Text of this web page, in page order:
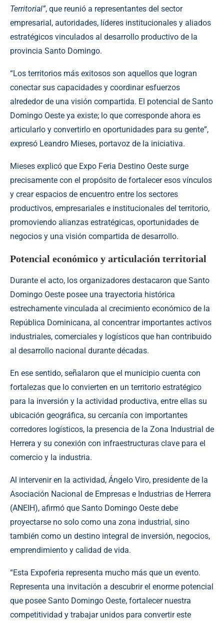
Territorial”, que reunió a representantes del sector
empresarial, autoridades, líderes institucionales y aliados
estratégicos vinculados al desarrollo productivo de la
provincia Santo Domingo.
“Los territorios más exitosos son aquellos que logran
conectar sus capacidades y coordinar esfuerzos
alrededor de una visión compartida. El potencial de Santo
Domingo Oeste ya existe; lo que corresponde ahora es
articularlo y convertirlo en oportunidades para su gente”,
expresó Leandro Mieses, portavoz de la iniciativa.
Mieses explicó que Expo Feria Destino Oeste surge
precisamente con el propósito de fortalecer esos vínculos
y crear espacios de encuentro entre los sectores
productivos, empresariales e institucionales del territorio,
promoviendo alianzas estratégicas, oportunidades de
negocios y una visión compartida de desarrollo.
Potencial económico y articulación territorial
Durante el acto, los organizadores destacaron que Santo
Domingo Oeste posee una trayectoria histórica
estrechamente vinculada al crecimiento económico de la
República Dominicana, al concentrar importantes activos
industriales, comerciales y logísticos que han contribuido
al desarrollo nacional durante décadas.
En ese sentido, señalaron que el municipio cuenta con
fortalezas que lo convierten en un territorio estratégico
para la inversión y la actividad productiva, entre ellas su
ubicación geográfica, su cercanía con importantes
corredores logísticos, la presencia de la Zona Industrial de
Herrera y su conexión con infraestructuras clave para el
comercio y la industria.
Al intervenir en la actividad, Ángelo Viro, presidente de la
Asociación Nacional de Empresas e Industrias de Herrera
(ANEIH), afirmó que Santo Domingo Oeste debe
proyectarse no solo como una zona industrial, sino
también como un destino integral de inversión, negocios,
emprendimiento y calidad de vida.
“Esta Expoferia representa mucho más que un evento.
Representa una invitación a descubrir el enorme potencial
que posee Santo Domingo Oeste, fortalecer nuestra
competitividad y trabajar unidos para convertir este